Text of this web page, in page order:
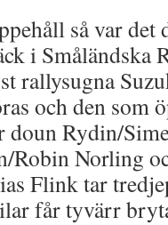
så var det
i Småländska
rallysugna
och den som
doun Rydin/
Robin Norling
Flink tar
får tyvärr